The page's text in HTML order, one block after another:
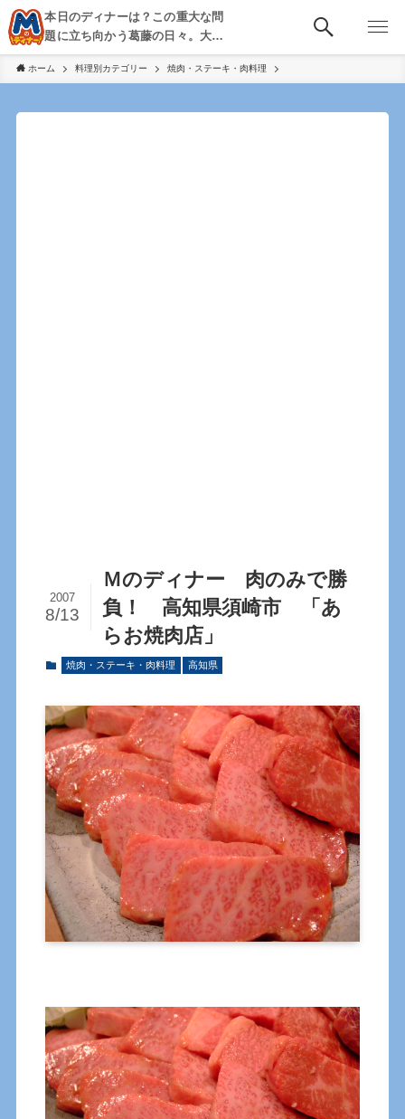
本日のディナーは？この重大な問
題に立ち向かう葛藤の日々。大
阪・京都・神戸を中心とした食べ
歩き、飲み歩きを綴る。
ホーム 料理別カテゴリー 焼肉・ステーキ・肉料理
Ｍのディナー 肉のみで勝
負！ 高知県須崎市 「あ
らお焼肉店」
2007
8/13
焼肉・ステーキ・肉料理 高知県